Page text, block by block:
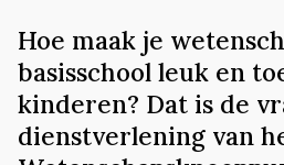
Hoe maak je
basisschool leuk en
kinderen? Dat is de
dienstverlening van